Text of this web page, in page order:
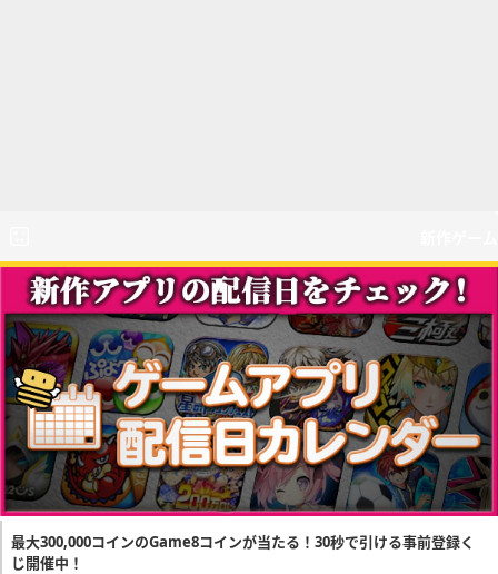
最大300,000コインのGame8コインが当たる！30秒で引ける事前登録く
じ開催中！